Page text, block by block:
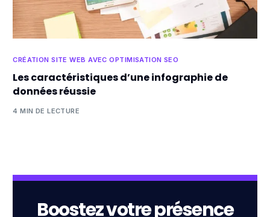
CRÉATION SITE WEB AVEC OPTIMISATION SEO
Les caractéristiques d’une infographie de
données réussie
4 MIN DE LECTURE
Boostez votre présence